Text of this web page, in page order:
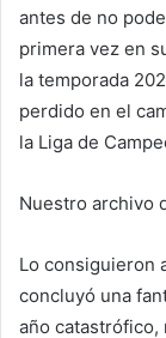
antes de no
primera vez en
la temporada
perdido en el
la Liga de
Nuestro archivo
Lo consiguieron
concluyó una
año catastrófico,